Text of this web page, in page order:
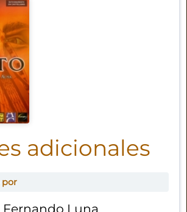
adicionales
Fernando Luna